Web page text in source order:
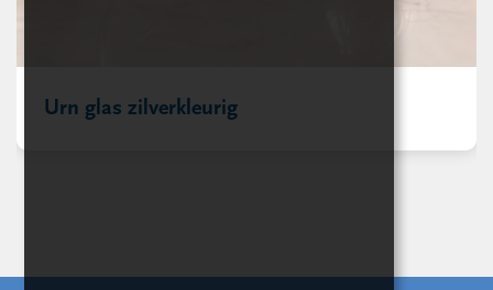
Urn glas zilverkleurig